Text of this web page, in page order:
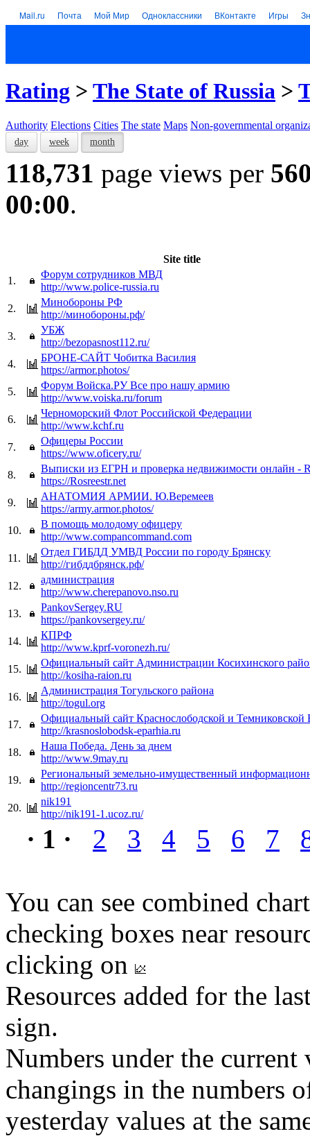
Mail.ru Почта Мой Мир Одноклассники ВКонтакте Игры
Rating > The State of Russia >
Authority Elections Cities The state Maps Non-governmental
day week month
118,731 page views per
00:00.
Site title
1.
Форум сотрудников МВД
http://www.police-russia.ru
2.
Минобороны РФ
http://минобороны.рф/
3.
УБЖ
http://bezopasnost112.ru/
4.
БРОНЕ-САЙТ Чобитка Василия
https://armor.photos/
5.
Форум Войска.РУ Все про нашу армию
http://www.voiska.ru/forum
6.
Черноморский Флот Российской Федерации
http://www.kchf.ru
7.
Офицеры России
https://www.oficery.ru/
8.
Выписки из ЕГРН и проверка недвижимости онлайн -
https://Rosreestr.net
9.
АНАТОМИЯ АРМИИ. Ю.Веремеев
https://army.armor.photos/
10.
В помощь молодому офицеру
http://www.compancommand.com
11.
Отдел ГИБДД УМВД России по городу Брянску
http://гибддбрянск.рф/
12.
администрация
http://www.cherepanovo.nso.ru
13.
PankovSergey.RU
https://pankovsergey.ru/
14.
КПРФ
http://www.kprf-voronezh.ru/
15.
Официальный сайт Администрации Косихинского
http://kosiha-raion.ru
16.
Администрация Тогульского района
http://togul.org
17.
Официальный сайт Краснослободской и Темниковской
http://krasnoslobodsk-eparhia.ru
18.
Наша Победа. День за днем
http://www.9may.ru
19.
Региональный земельно-имущественный
http://regioncentr73.ru
20.
nik191
http://nik191-1.ucoz.ru/
· 1 · 2 3 4 5 6 7
You can see combined
checking boxes near
clicking on
Resources added for the
sign.
Numbers under the
changings in the numbers
yesterday values at the